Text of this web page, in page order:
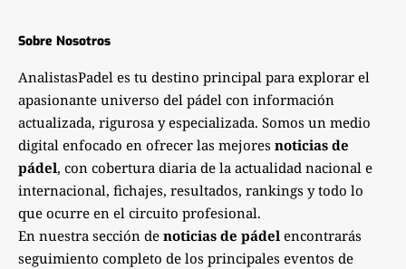
Sobre Nosotros
AnalistasPadel es tu destino principal para explorar el
apasionante universo del pádel con información
actualizada, rigurosa y especializada. Somos un medio
digital enfocado en ofrecer las mejores noticias de
pádel, con cobertura diaria de la actualidad nacional e
internacional, fichajes, resultados, rankings y todo lo
que ocurre en el circuito profesional.
En nuestra sección de noticias de pádel encontrarás
seguimiento completo de los principales eventos de